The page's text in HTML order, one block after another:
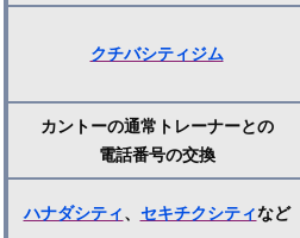
クチバシティジム
カントーの通常トレーナーとの
電話番号の交換
ハナダシティ、 セキチクシティなど